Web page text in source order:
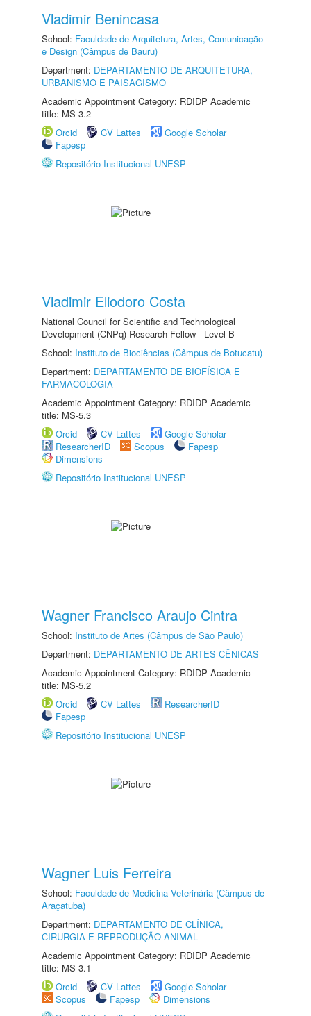
Vladimir Benincasa
School: Faculdade de Arquitetura, Artes, Comunicação
e Design (Câmpus de Bauru)
Department: DEPARTAMENTO DE ARQUITETURA,
URBANISMO E PAISAGISMO
Academic Appointment Category: RDIDP Academic
title: MS-3.2
Orcid
CV Lattes
Google Scholar
Fapesp
Repositório Institucional UNESP
Vladimir Eliodoro Costa
National Council for Scientific and Technological
Development (CNPq) Research Fellow - Level B
School: Instituto de Biociências (Câmpus de Botucatu)
Department: DEPARTAMENTO DE BIOFÍSICA E
FARMACOLOGIA
Academic Appointment Category: RDIDP Academic
title: MS-5.3
Orcid
CV Lattes
Google Scholar
ResearcherID
Scopus
Fapesp
Dimensions
Repositório Institucional UNESP
Wagner Francisco Araujo Cintra
School: Instituto de Artes (Câmpus de São Paulo)
Department: DEPARTAMENTO DE ARTES CÊNICAS
Academic Appointment Category: RDIDP Academic
title: MS-5.2
Orcid
CV Lattes
ResearcherID
Fapesp
Repositório Institucional UNESP
Wagner Luis Ferreira
School: Faculdade de Medicina Veterinária (Câmpus de
Araçatuba)
Department: DEPARTAMENTO DE CLÍNICA,
CIRURGIA E REPRODUÇÃO ANIMAL
Academic Appointment Category: RDIDP Academic
title: MS-3.1
Orcid
CV Lattes
Google Scholar
Scopus
Fapesp
Dimensions